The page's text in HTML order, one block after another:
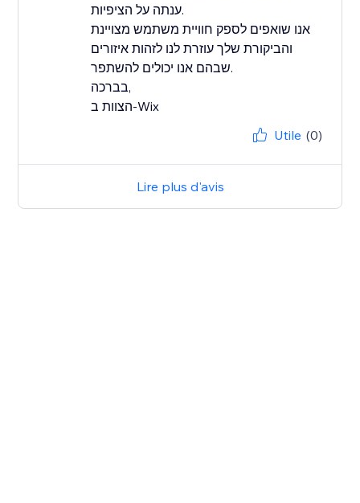
ענתה על הציפיות.
אנו שואפים לספק חוויית משתמש מצויינת
והביקורת שלך עוזרת לנו לזהות איזורים
שבהם אנו יכולים להשתפר.
בברכה,
הצוות ב-Wix
Utile (0)
Lire plus d'avis